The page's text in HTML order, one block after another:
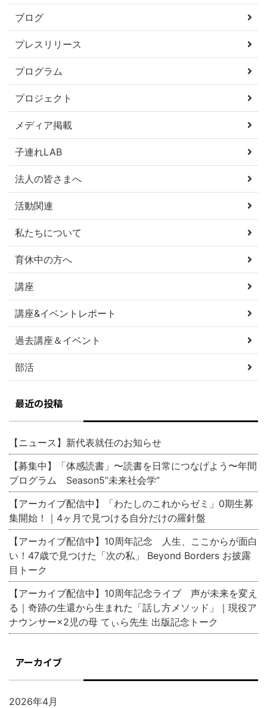
ブログ
プレスリリース
プログラム
プロジェクト
メディア掲載
子連れLAB
法人の皆さまへ
活動関連
私たちについて
育休中の方へ
講座
講座&イベントレポート
過去講座＆イベント
部活
最近の投稿
【ニュース】新代表就任のお知らせ
【募集中】「体感読書」〜読書を日常につなげよう〜年間
プログラム Season5”未来社会学”
【アーカイブ配信中】「わたしのこれからゼミ」0期生募
集開始！｜4ヶ月で見つける自分だけの羅針盤
【アーカイブ配信中】10周年記念 人生、ここからが面白
い！47歳で見つけた「次の私」 Beyond Borders お披露
目トーク
【アーカイブ配信中】10周年記念ライブ 声が未来を変え
る｜奇跡の生還から生まれた「話し方メソッド」｜現役ア
ナウンサー×2児の母 てぃら先生 出版記念トーク
アーカイブ
2026年4月